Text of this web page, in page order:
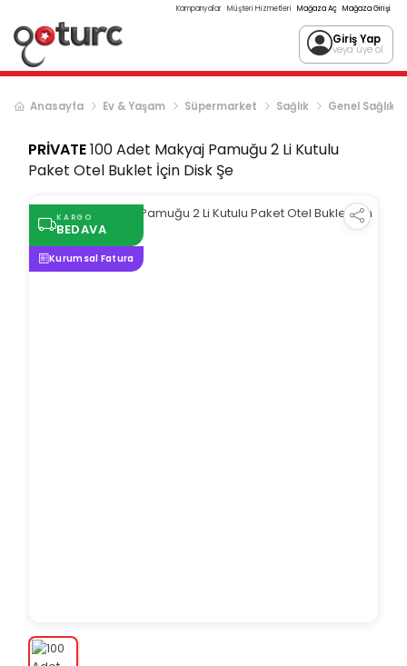
Kampanyalar Müşteri Hizmetleri Mağaza Aç Mağaza Girişi
Giriş Yap
veya üye ol
Anasayfa Ev & Yaşam Süpermarket Sağlık Genel Sağlık
PRİVATE100 Adet Makyaj Pamuğu 2 Li Kutulu
Paket Otel Buklet İçin Disk Şe
KARGO
BEDAVA
Kurumsal Fatura